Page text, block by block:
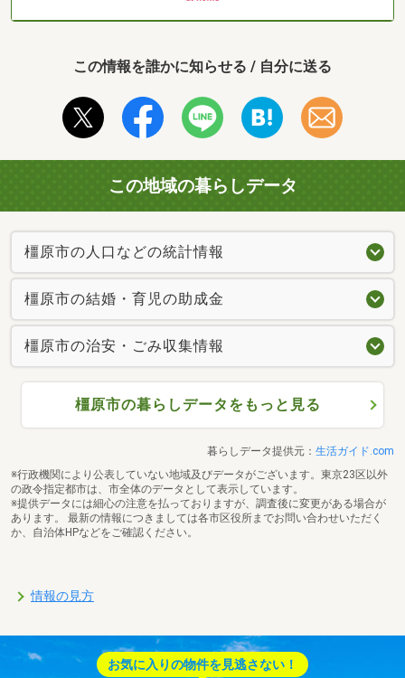
この情報を誰かに知らせる / 自分に送る
この地域の暮らしデータ
橿原市の人口などの統計情報
橿原市の結婚・育児の助成金
橿原市の治安・ごみ収集情報
橿原市の暮らしデータをもっと見る
暮らしデータ提供元： 生活ガイド.com
※行政機関により公表していない地域及びデータがございます。東京23区以外
の政令指定都市は、市全体のデータとして表示しています。
※提供データには細心の注意を払っておりますが、調査後に変更がある場合が
あります。 最新の情報につきましては各市区役所までお問い合わせいただく
か、自治体HPなどをご確認ください。
情報の見方
お気に入りの物件を見逃さない！